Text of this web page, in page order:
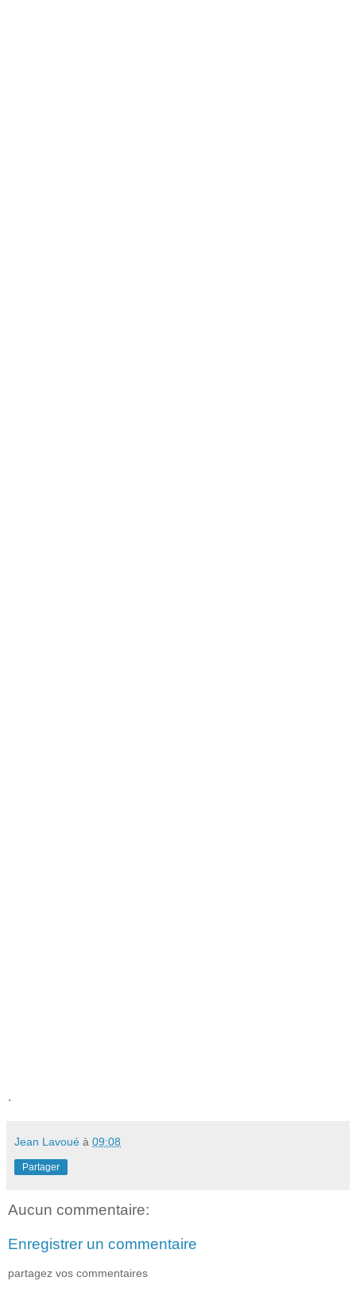
.
Jean Lavoué à 09:08
Partager
Aucun commentaire:
Enregistrer un commentaire
partagez vos commentaires